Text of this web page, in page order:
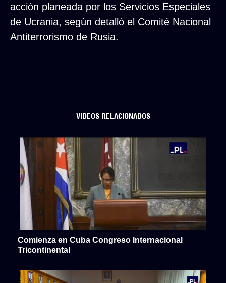
acción planeada por los Servicios Especiales
de Ucrania, según detalló el Comité Nacional
Antiterrorismo de Rusia.
VIDEOS RELACIONADOS
Comienza en Cuba Congreso Internacional
Tricontinental